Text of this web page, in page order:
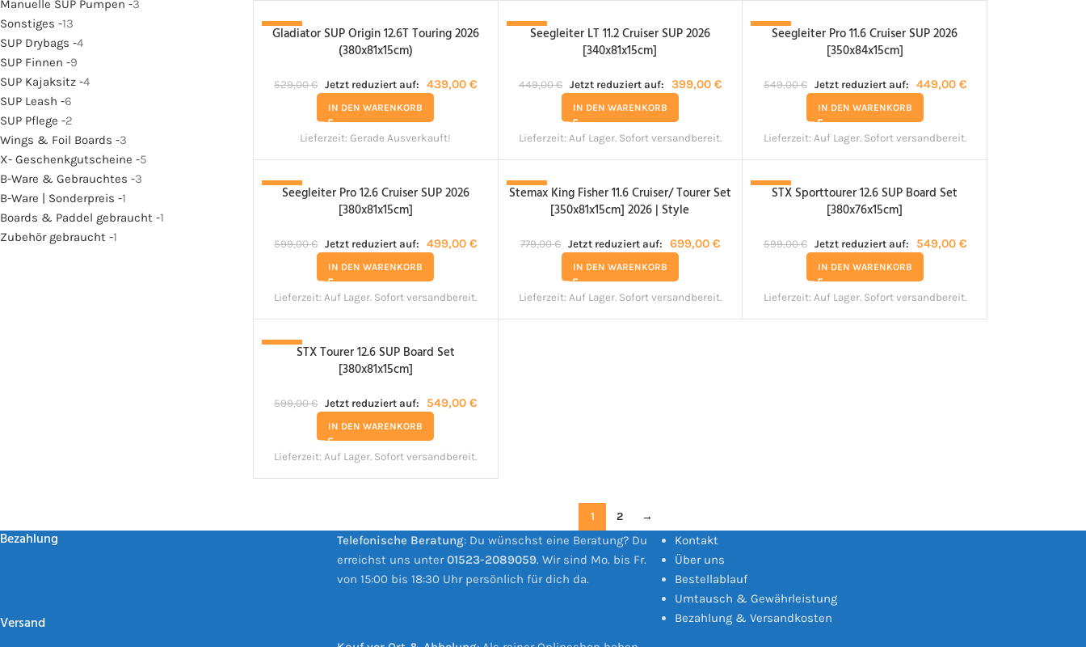
Manuelle SUP Pumpen -3
Sonstiges -13
SUP Drybags -4
SUP Finnen -9
SUP Kajaksitz -4
SUP Leash -6
SUP Pflege -2
Wings & Foil Boards -3
X- Geschenkgutscheine -5
B-Ware & Gebrauchtes -3
B-Ware | Sonderpreis -1
Boards & Paddel gebraucht -1
Zubehör gebraucht -1
-17%
Gladiator SUP Origin 12.6T Touring 2026
(380x81x15cm)
529,00€ Jetzt reduziert auf: 439,00€
IN DEN WARENKORB
Lieferzeit:Gerade Ausverkauft!
-11%Seegleiter LT 11.2 Cruiser SUP 2026
[340x81x15cm]
449,00€ Jetzt reduziert auf: 399,00 €
IN DEN WARENKORB
Lieferzeit: Auf Lager. Sofort versandbereit.
-18%Seegleiter Pro 11.6 Cruiser SUP 2026
[350x84x15cm]
549,00€ Jetzt reduziert auf: 449,00 €
IN DEN WARENKORB
Lieferzeit: Auf Lager. Sofort versandbereit.
-17%
Seegleiter Pro 12.6 Cruiser SUP 2026
[380x81x15cm]
599,00€ Jetzt reduziert auf: 499,00€
IN DEN WARENKORB
Lieferzeit: Auf Lager. Sofort versandbereit.
-10%
Stemax King Fisher 11.6 Cruiser/ Tourer Set
[350x81x15cm] 2026 | Style
779,00€ Jetzt reduziert auf: 699,00 €
IN DEN WARENKORB
Lieferzeit: Auf Lager. Sofort versandbereit.
-8%STX Sporttourer 12.6 SUP Board Set
[380x76x15cm]
599,00€ Jetzt reduziert auf: 549,00 €
IN DEN WARENKORB
Lieferzeit: Auf Lager. Sofort versandbereit.
STX Tourer 12.6 SUP Board Set
[380x81x15cm]
599,00€ Jetzt reduziert auf: 549,00€
IN DEN WARENKORB
Lieferzeit: Auf Lager. Sofort versandbereit.
1 2 →
Bezahlung
Versand
Telefonische Beratung: Du wünschst eine Beratung? Du
erreichst uns unter01523-2089059. Wir sind Mo. bis Fr.
von 15:00 bis 18:30 Uhr persönlich für dich da.
Kontakt
Über uns
Bestellablauf
Umtausch & Gewährleistung
Bezahlung & Versandkosten